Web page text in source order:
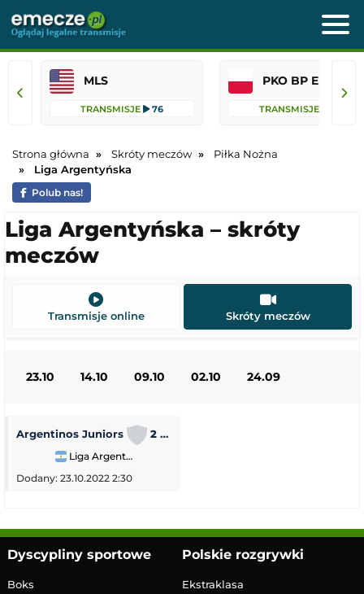
MLS
TRANSMISJE 76 TRANSMISJE
Strona główna Skróty meczów
Piłka Nożna
Liga Argentyńska
Polub nas!
Liga Argentyńska – skróty
meczów
Transmisje online Skróty meczów
23.10 14.10 09.10 02.10 24.09
Argentinos Juniors 2 - 0
Liga Argentyńska
Dodany: 23.10.2022 2:30
Dyscypliny sportowe
Boks
Polskie rozgrywki
Ekstraklasa